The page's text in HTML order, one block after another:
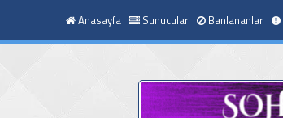
Anasayfa Sunucular Banlananlar